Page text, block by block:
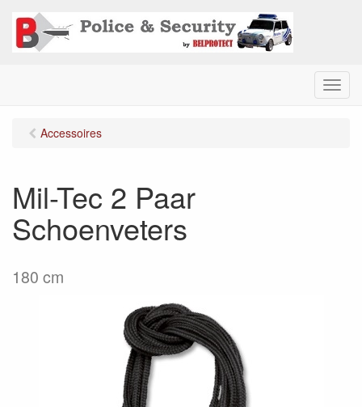
M
e
Accessoires
Mil-Tec 2 Paar
Schoenveters
180 cm